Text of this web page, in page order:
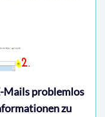
Mails problemlos
zu